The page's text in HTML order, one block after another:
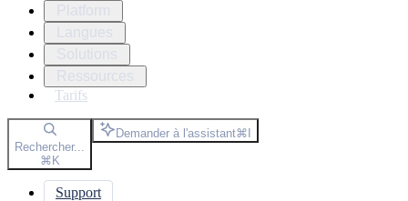
Tarifs
Rechercher...
⌘K
Demander à l'assistant⌘I
Support